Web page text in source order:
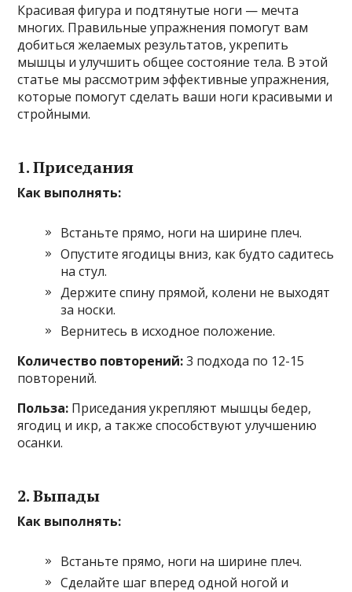
Красивая фигура и подтянутые ноги — мечта
многих. Правильные упражнения помогут вам
добиться желаемых результатов, укрепить
мышцы и улучшить общее состояние тела. В этой
статье мы рассмотрим эффективные упражнения,
которые помогут сделать ваши ноги красивыми и
стройными.
1. Приседания
Как выполнять:
Встаньте прямо, ноги на ширине плеч.
Опустите ягодицы вниз, как будто садитесь
на стул.
Держите спину прямой, колени не выходят
за носки.
Вернитесь в исходное положение.
Количество повторений:3 подхода по 12-15
повторений.
Польза: Приседания укрепляют мышцы бедер,
ягодиц и икр, а также способствуют улучшению
осанки.
2. Выпады
Как выполнять:
Встаньте прямо, ноги на ширине плеч.
Сделайте шаг вперед одной ногой и